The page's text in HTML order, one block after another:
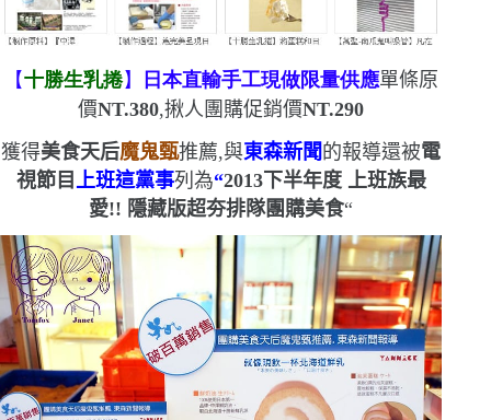
【十勝生乳捲】 日本直輸手工現做限量供應單條原
價NT.380,揪人團購促銷價NT.290
獲得美食天后魔鬼甄推薦,與東森新聞 的報導還被電
視節目 上班這黨事列為“2013下半年度 上班族最
愛!! 隱藏版超夯排隊團購美食“